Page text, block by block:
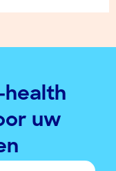
health
uw